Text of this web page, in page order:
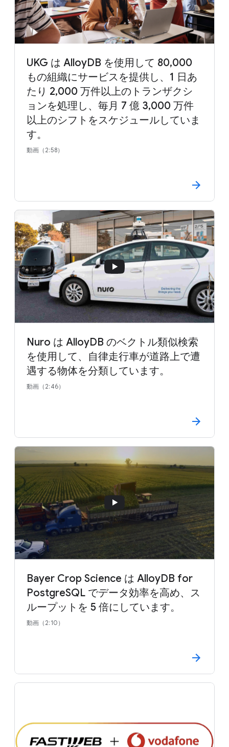
UKG は AlloyDB を使用して 80,000
もの組織にサービスを提供し、1 日あ
たり 2,000 万件以上のトランザクシ
ョンを処理し、毎月 7 億 3,000 万件
以上のシフトをスケジュールしていま
す。
動画（2:58）
Nuro は AlloyDB のベクトル類似検索
を使用して、自律走行車が道路上で遭
遇する物体を分類しています。
動画（2:46）
Bayer Crop Science は AlloyDB for
PostgreSQL でデータ効率を高め、ス
ループットを 5 倍にしています。
動画（2:10）